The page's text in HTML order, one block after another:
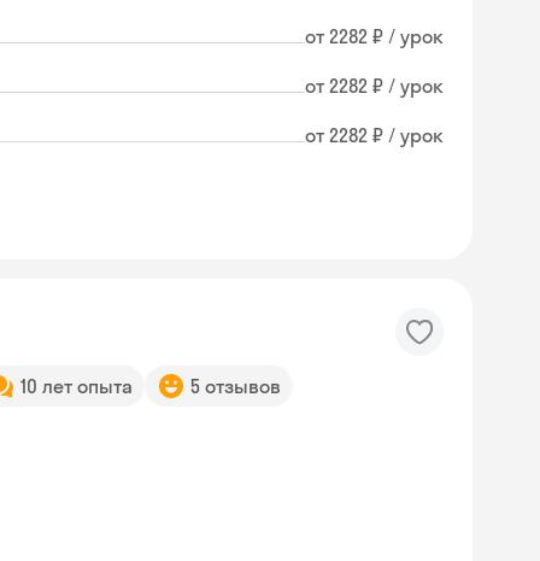
от 2282 ₽ / урок
от 2282 ₽ / урок
от 2282 ₽ / урок
10 лет опыта 5 отзывов